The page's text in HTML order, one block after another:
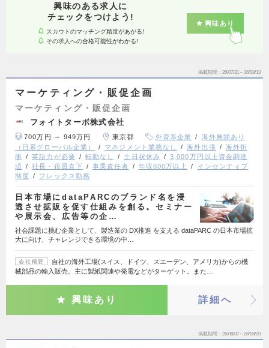
興味のある求人に
チェックをつけよう!
スカウトのマッチング精度があがる!
その求人への合格可能性がわかる!
興味あり
掲載期間 26/07/31～26/08/13
マーケティング・販促企画
マーケティング・販促企画
フォイトターボ株式会社
700万円 ～ 949万円 東京都 外資系企業
海外展開あり
（日系グローバル企業）
マネジメント業務なし 海外出張
海外折
衝
英語力が必要 転勤なし 土日祝休み
3,000万円以上資金調達
済
社長・役員直下 事業責任者 年収600万以上
インセンティブ
制度
フレックス勤務
日本市場にdataPARCのブランド名を浸
透させ拡販を促す仕組みを創る。セミナー
や展示会、広告等の企…
社会課題に挑む企業として、製造業の DX推進 を支える dataPARC の日本市場拡
大に向け、チャレンジできる環境の中…
会社概要
自社の海外工場(スイス、ドイツ、スエーデン、アメリカ)からの機
械部品の輸入販売。主に製紙関連や発電などがターゲット。また…
興味あり 詳細へ
掲載期間 26/08/07～26/08/20